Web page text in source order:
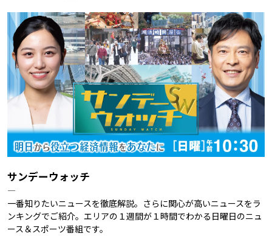
サンデーウォッチ
―
一番知りたいニュースを徹底解説。さらに関心が高いニュースをラ
ンキングでご紹介。エリアの１週間が１時間でわかる日曜日のニュ
ース＆スポーツ番組です。